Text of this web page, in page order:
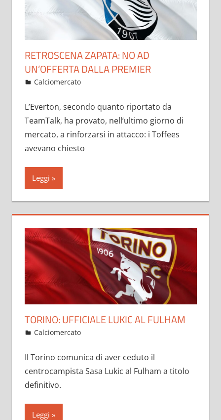
RETROSCENA ZAPATA: NO AD
UN’OFFERTA DALLA PREMIER
Febbraio 4, 2023
admin
Calciomercato
L’Everton, secondo quanto riportato da
TeamTalk, ha provato, nell’ultimo giorno di
mercato, a rinforzarsi in attacco: i Toffees
avevano chiesto
Leggi
TORINO: UFFICIALE LUKIC AL FULHAM
Febbraio 1, 2023
admin
Calciomercato
Il Torino comunica di aver ceduto il
centrocampista Sasa Lukic al Fulham a titolo
definitivo.
Leggi